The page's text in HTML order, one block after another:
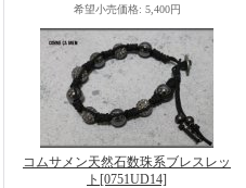
希望小売価格: 5,400円
コムサメン天然石数珠系ブレスレッ
ト [0751UD14]